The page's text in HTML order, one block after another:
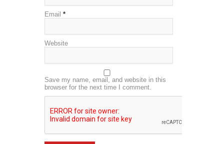
Email *
Website
Save my name, email, and website in this
browser for the next time I comment.